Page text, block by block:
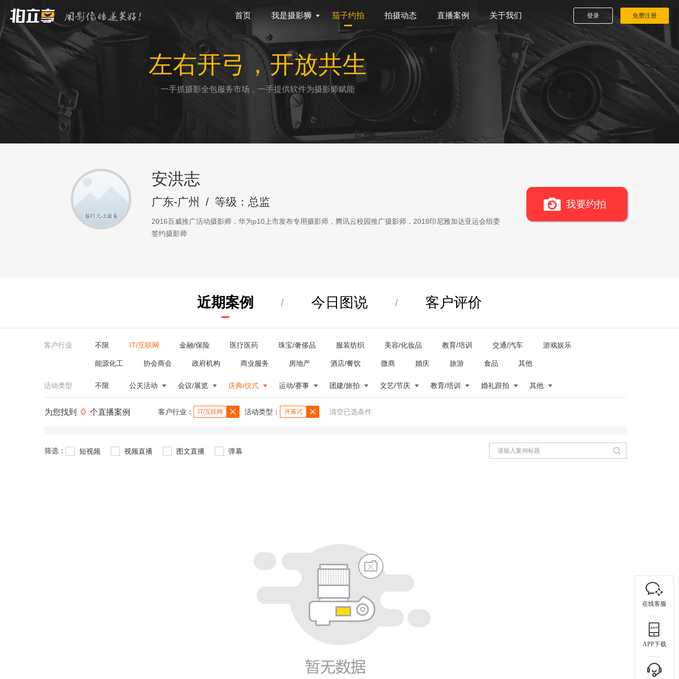
首页 我是摄影狮 茄子约拍 拍摄动态 直播案例 关于我们 登录 免费注册
左右开弓，开放共生
一手抓摄影全包服务市场，一手提供软件为摄影师赋能
安洪志
广东-广州 / 等级：总监
2016百威推广活动摄影师，华为p10上市发布专用摄影师，腾讯云校园推广摄影师，2018印尼雅加达亚运会组委
签约摄影师
我要约拍
近期案例 / 今日图说 / 客户评价
客户行业 不限 IT/互联网 金融/保险 医疗医药 珠宝/奢侈品 服装纺织 美容/化妆品 教育/培训 交通/汽车 游戏娱乐
能源化工 协会商会 政府机构 商业服务 房地产 酒店/餐饮 微商 婚庆 旅游 食品 其他
活动类型 不限 公关活动 会议/展览 庆典/仪式 运动/赛事 团建/旅拍 文艺/节庆 教育/培训 婚礼跟拍 其他
为您找到 0 个直播案例 客户行业： IT/互联网 活动类型： 开幕式 清空已选条件
筛选： 短视频 视频直播 图文直播 弹幕
在线客服
APP下载